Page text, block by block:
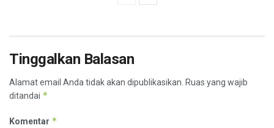
Tinggalkan Balasan
Alamat email Anda tidak akan dipublikasikan. Ruas yang wajib
ditandai *
Komentar *